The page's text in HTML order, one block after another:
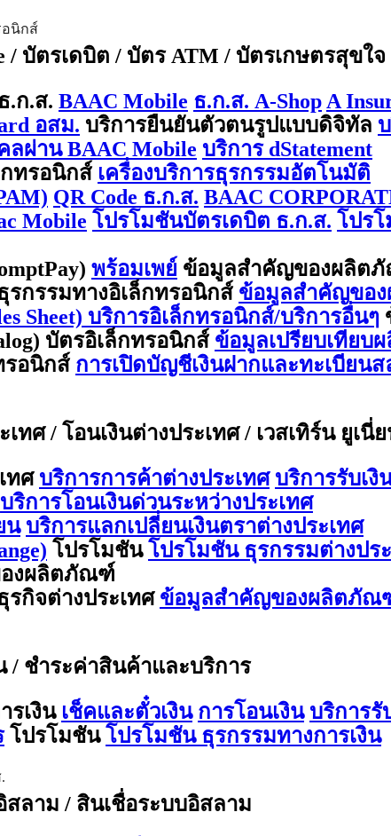
อนิกส์
/ บัตรเดบิต / บัตร ATM / บัตรเกษตรสุขใจ
.ก.ส. BAAC Mobile ธ.ก.ส. A-Shop A
อสม. บริการยืนยันตัวตนรูปแบบดิจิทัล
ผ่าน BAAC Mobile บริการ dStatement
ทรอนิกส์ เครื่องบริการธุรกรรมอัตโนมัติ
QR Code ธ.ก.ส. BAAC
Mobile โปรโมชันบัตรเดบิต ธ.ก.ส. โปร
พร้อมเพย์ ข้อมูลสำคัญของผลิต
ธุรกรรมทางอิเล็กทรอนิกส์ ข้อมูลสำคัญของ
Sheet) บริการอิเล็กทรอนิกส์/บริการอื่นๆ
บัตรอิเล็กทรอนิกส์ ข้อมูลเปรียบเทียบ
รอนิกส์ การเปิดบัญชีเงินฝากและทะเบียน
ทศ / โอนเงินต่างประเทศ / เวสเทิร์น ยูเนี่
ทศ บริการการค้าต่างประเทศ บริการรับเงิ
บริการโอนเงินด่วนระหว่างประเทศ
น บริการแลกเปลี่ยนเงินตราต่างประเทศ
โปรโมชัน โปรโมชัน ธุรกรรมต่างปร
งผลิตภัณฑ์
รกิจต่างประเทศ ข้อมูลสำคัญของผลิตภัณฑ์
/ ชำระค่าสินค้าและบริการ
รเงิน เช็คและตั๋วเงิน การโอนเงิน บริการรั
โปรโมชัน โปรโมชัน ธุรกรรมทางการเงิน
สลาม / สินเชื่อระบบอิสลาม